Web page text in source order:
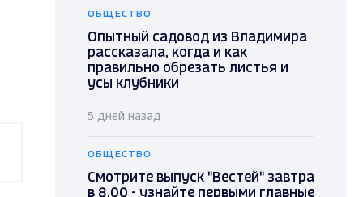
ОБЩЕСТВО
Опытный садовод из Владимира
рассказала, когда и как
правильно обрезать листья и
усы клубники
5 дней назад
ОБЩЕСТВО
Смотрите выпуск "Вестей" завтра
в 8.00 - узнайте первыми главные